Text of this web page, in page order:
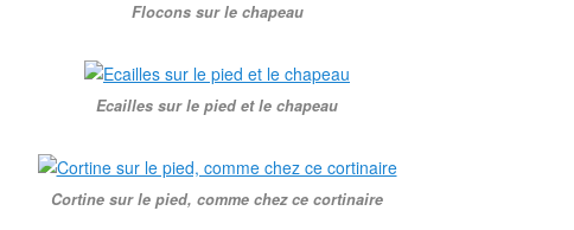
Flocons sur le chapeau
Ecailles sur le pied et le chapeau
Cortine sur le pied, comme chez ce cortinaire